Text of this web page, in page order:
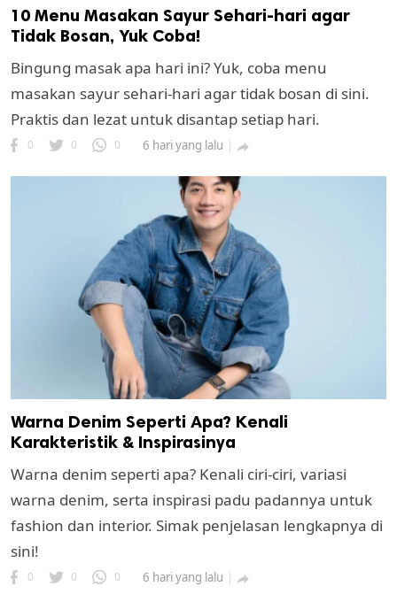
10 Menu Masakan Sayur Sehari-hari agar
Tidak Bosan, Yuk Coba!
Bingung masak apa hari ini? Yuk, coba menu
masakan sayur sehari-hari agar tidak bosan di sini.
Praktis dan lezat untuk disantap setiap hari.
0 0 0 6 hari yang lalu 
Warna Denim Seperti Apa? Kenali
Karakteristik & Inspirasinya
Warna denim seperti apa? Kenali ciri-ciri, variasi
warna denim, serta inspirasi padu padannya untuk
fashion dan interior. Simak penjelasan lengkapnya di
sini!
0 0 0 6 hari yang lalu 